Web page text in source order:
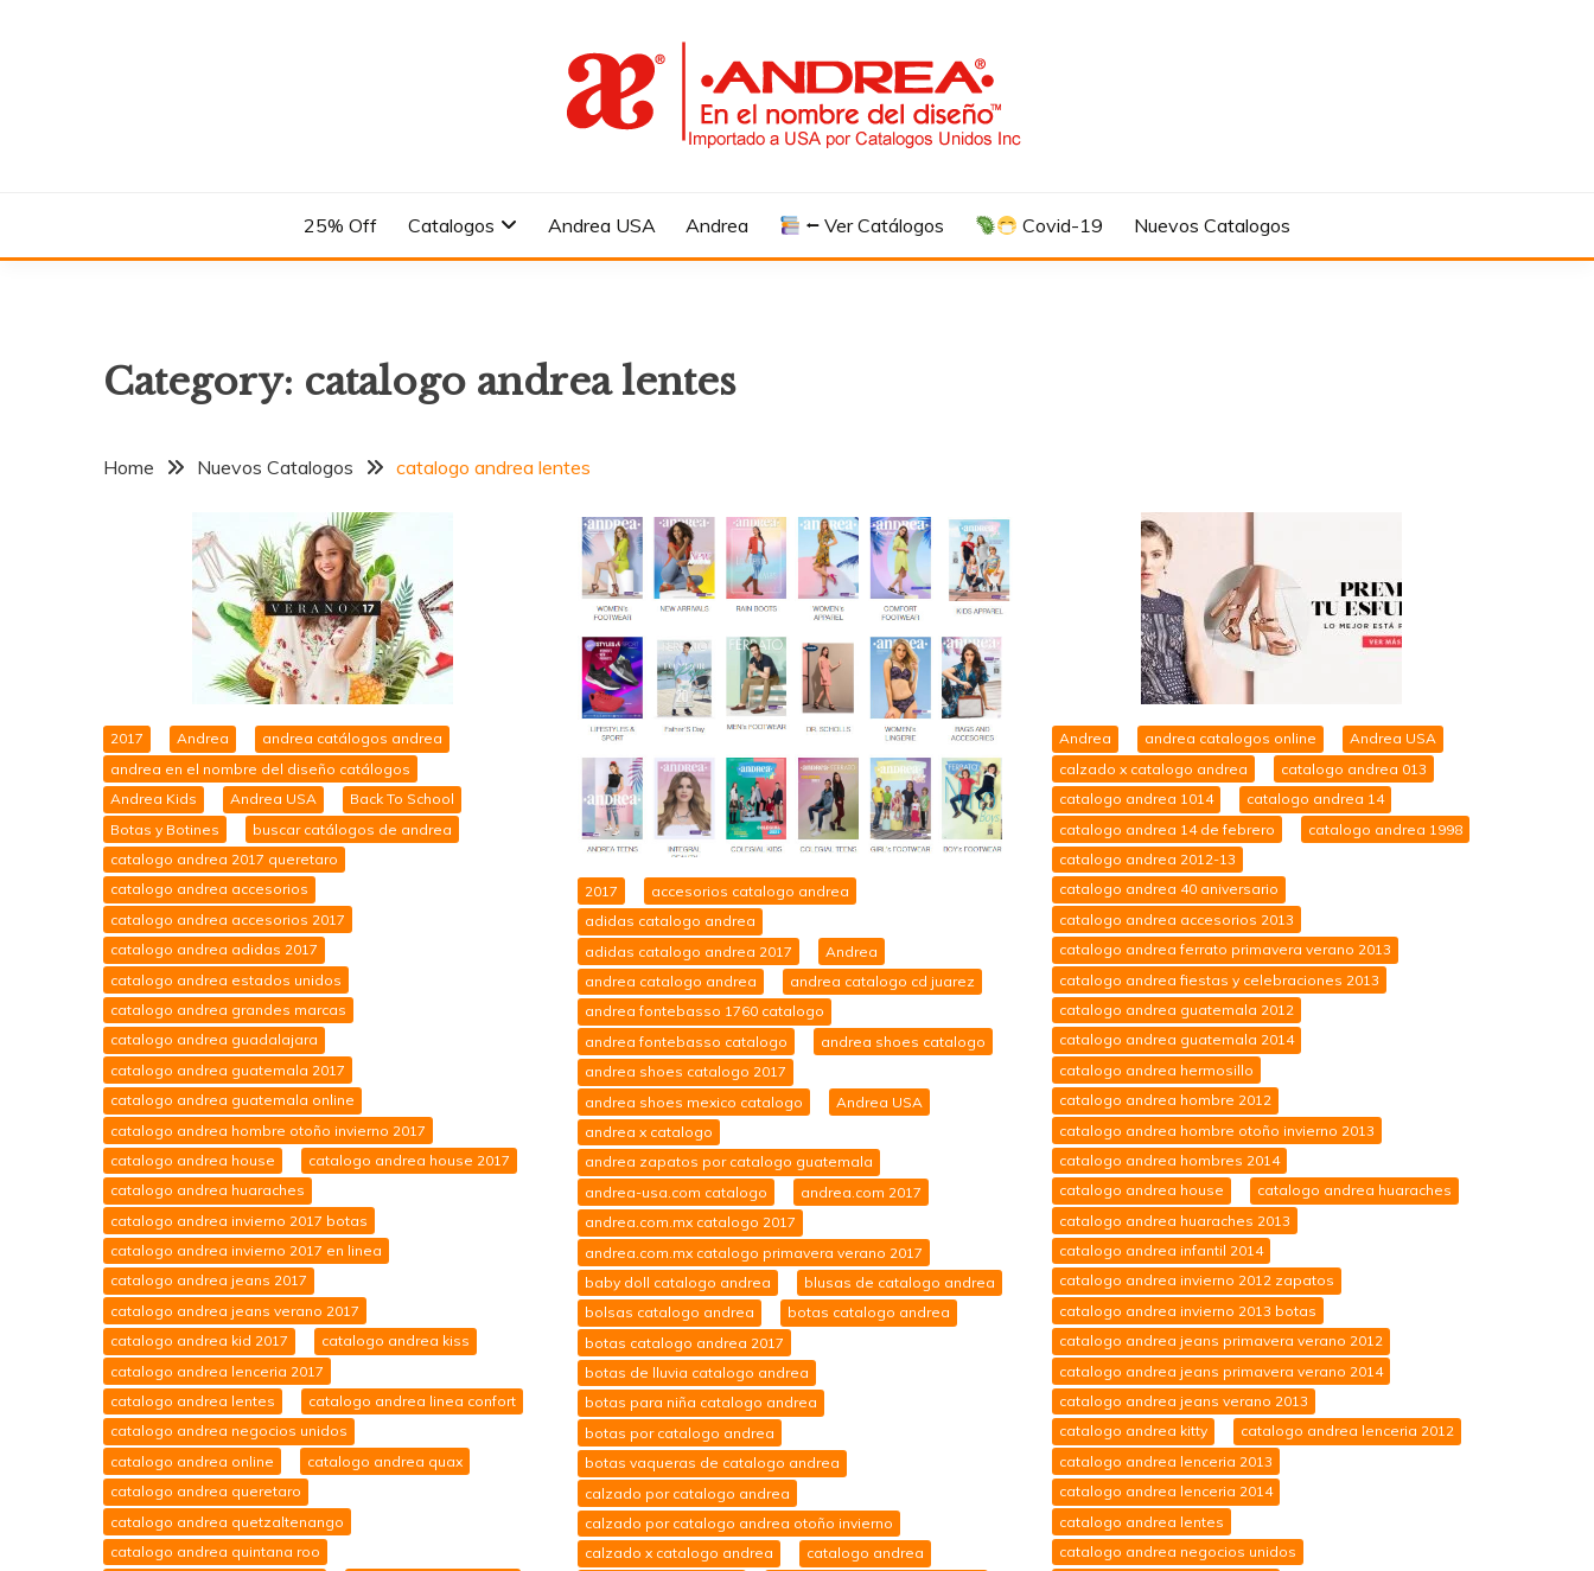
25% Off Catalogos Andrea USA Andrea ⭠ Ver Catálogos Covid-19 Nuevos Catalogos
Category: catalogo andrea lentes
Home Nuevos Catalogos catalogo andrea lentes
2017 Andrea
andrea catálogos andrea
andrea en el nombre del diseño catálogos
Andrea Kids
Andrea USA
Back To School
Botas y Botines
buscar catálogos de andrea
catalogo andrea 2017 queretaro
catalogo andrea accesorios
catalogo andrea accesorios 2017
catalogo andrea adidas 2017
catalogo andrea estados unidos
catalogo andrea grandes marcas
catalogo andrea guadalajara
catalogo andrea guatemala 2017
catalogo andrea guatemala online
catalogo andrea hombre otoño invierno 2017
catalogo andrea house
catalogo andrea house 2017
catalogo andrea huaraches
catalogo andrea invierno 2017 botas
catalogo andrea invierno 2017 en linea
catalogo andrea jeans 2017
catalogo andrea jeans verano 2017
catalogo andrea kid 2017
catalogo andrea kiss
catalogo andrea lenceria 2017
catalogo andrea lentes
catalogo andrea linea confort
catalogo andrea negocios unidos
catalogo andrea online
catalogo andrea quax
catalogo andrea queretaro
catalogo andrea quetzaltenango
catalogo andrea quintana roo
2017
accesorios catalogo andrea
adidas catalogo andrea
adidas catalogo andrea 2017
Andrea
andrea catalogo andrea
andrea catalogo cd juarez
andrea fontebasso 1760 catalogo
andrea fontebasso catalogo
andrea shoes catalogo
andrea shoes catalogo 2017
andrea shoes mexico catalogo
Andrea USA
andrea x catalogo
andrea zapatos por catalogo guatemala
andrea-usa.com catalogo
andrea.com 2017
andrea.com.mx catalogo 2017
andrea.com.mx catalogo primavera verano 2017
baby doll catalogo andrea
blusas de catalogo andrea
bolsas catalogo andrea
botas catalogo andrea
botas catalogo andrea 2017
botas de lluvia catalogo andrea
botas para niña catalogo andrea
botas por catalogo andrea
botas vaqueras de catalogo andrea
calzado por catalogo andrea
calzado por catalogo andrea otoño invierno
calzado x catalogo andrea
catalogo andrea
Andrea andrea catalogos online
Andrea USA
calzado x catalogo andrea
catalogo andrea 013
catalogo andrea 1014
catalogo andrea 14
catalogo andrea 14 de febrero
catalogo andrea 1998
catalogo andrea 2012-13
catalogo andrea 40 aniversario
catalogo andrea accesorios 2013
catalogo andrea ferrato primavera verano 2013
catalogo andrea fiestas y celebraciones 2013
catalogo andrea guatemala 2012
catalogo andrea guatemala 2014
catalogo andrea hermosillo
catalogo andrea hombre 2012
catalogo andrea hombre otoño invierno 2013
catalogo andrea hombres 2014
catalogo andrea house
catalogo andrea huaraches
catalogo andrea huaraches 2013
catalogo andrea infantil 2014
catalogo andrea invierno 2012 zapatos
catalogo andrea invierno 2013 botas
catalogo andrea jeans primavera verano 2012
catalogo andrea jeans primavera verano 2014
catalogo andrea jeans verano 2013
catalogo andrea kitty
catalogo andrea lenceria 2012
catalogo andrea lenceria 2013
catalogo andrea lenceria 2014
catalogo andrea lentes
catalogo andrea negocios unidos